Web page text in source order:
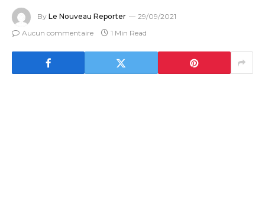
By Le Nouveau Reporter
29/09/2021
Aucun commentaire
1 Min Read